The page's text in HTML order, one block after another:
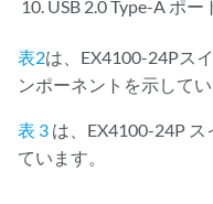
USB 2.0 Type-A ポー
表2は、EX4100-24Pス
ンポーネントを示してい
表 3 は、EX4100-24P
ています。